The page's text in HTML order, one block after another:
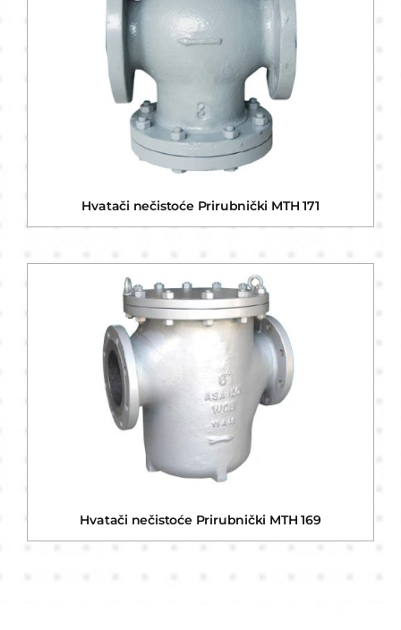
Hvatači nečistoće Prirubnički MTH 171
Hvatači nečistoće Prirubnički MTH 169